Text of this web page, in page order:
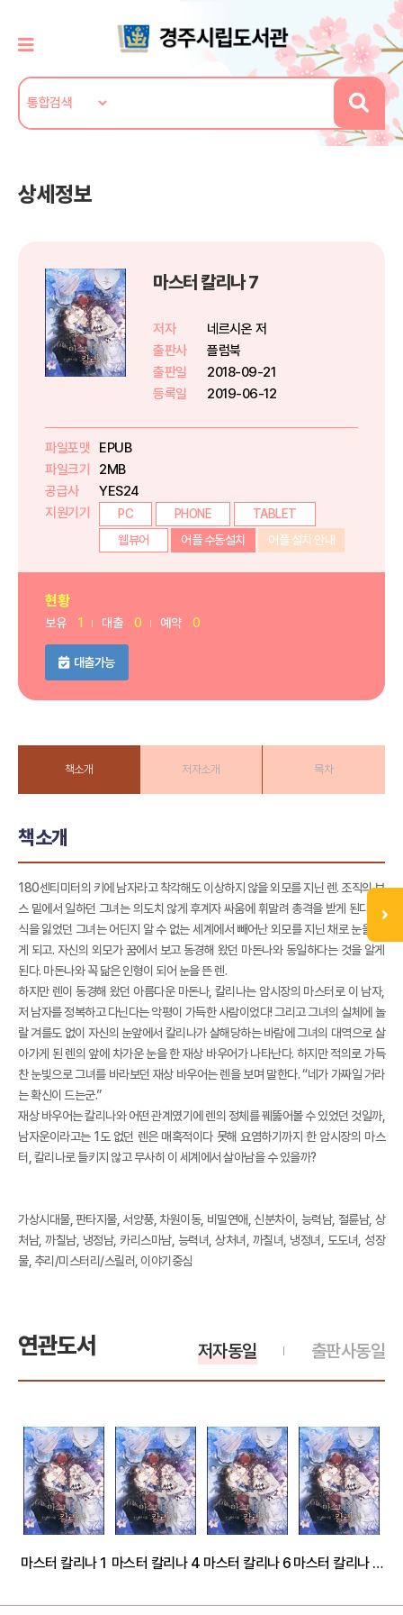
상세정보
마스터 칼리나 7
저자
네르시온 저
출판사
플럼북
출판일
2018-09-21
등록일
2019-06-12
파일포맷
EPUB
파일크기
2MB
공급사
YES24
지원기기
PC PHONE
TABLET
웹뷰어
어플 수동설치 어플 설치 안내
현황
보유 1 대출 0 예약 0
대출가능
책소개 저자소개 목차
책소개
180센티미터의 키에 남자라고 착각해도 이상하지 않을 외모를 지닌 렌. 조직의 보
스 밑에서 일하던 그녀는 의도치 않게 후계자 싸움에 휘말려 총격을 받게 된다. 의
식을 잃었던 그녀는 어딘지 알 수 없는 세계에서 빼어난 외모를 지닌 채로 눈을 뜨
게 되고. 자신의 외모가 꿈에서 보고 동경해 왔던 마돈나와 동일하다는 것을 알게
된다. 마돈나와 꼭 닮은 인형이 되어 눈을 뜬 렌.
하지만 렌이 동경해 왔던 아름다운 마돈나, 칼리나는 암시장의 마스터로 이 남자,
저 남자를 정복하고 다닌다는 악평이 가득한 사람이었다! 그리고 그녀의 실체에 놀
랄 겨를도 없이 자신의 눈앞에서 칼리나가 살해당하는 바람에 그녀의 대역으로 살
아가게 된 렌의 앞에 차가운 눈을 한 재상 바우어가 나타난다. 하지만 적의로 가득
찬 눈빛으로 그녀를 바라보던 재상 바우어는 렌을 보며 말한다. “네가 가짜일 거라
는 확신이 드는군.”
재상 바우어는 칼리나와 어떤 관계였기에 렌의 정체를 꿰뚫어볼 수 있었던 것일까,
남자운이라고는 1도 없던 렌은 매혹적이다 못해 요염하기까지 한 암시장의 마스
터, 칼리나로 들키지 않고 무사히 이 세계에서 살아남을 수 있을까?
가상시대물, 판타지물, 서양풍, 차원이동, 비밀연애, 신분차이, 능력남, 절륜남, 상
처남, 까칠남, 냉정남, 카리스마남, 능력녀, 상처녀, 까칠녀, 냉정녀, 도도녀, 성장
물, 추리/미스터리/스릴러, 이야기중심
연관도서 출판사동일
저자동일
마스터 칼리나 1 마스터 칼리나 4 마스터 칼리나 6 마스터 칼리나 8 (완결)